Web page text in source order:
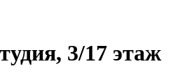
3/17 этаж